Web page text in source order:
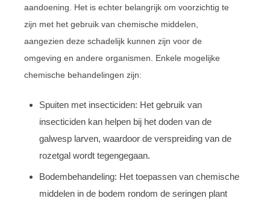
aandoening. Het is echter belangrijk om voorzichtig te
zijn met het gebruik van chemische middelen,
aangezien deze schadelijk kunnen zijn voor de
omgeving en andere organismen. Enkele mogelijke
chemische behandelingen zijn:
Spuiten met insecticiden: Het gebruik van
insecticiden kan helpen bij het doden van de
galwesp larven, waardoor de verspreiding van de
rozetgal wordt tegengegaan.
Bodembehandeling: Het toepassen van chemische
middelen in de bodem rondom de seringen plant